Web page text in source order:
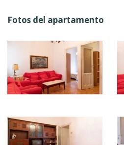
Fotos del apartamento